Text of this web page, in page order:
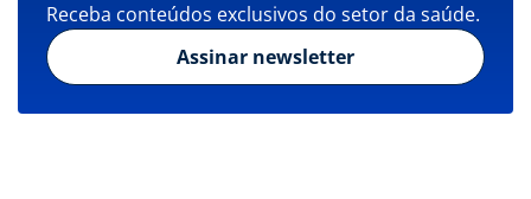
Receba conteúdos exclusivos do setor da saúde.
Assinar newsletter